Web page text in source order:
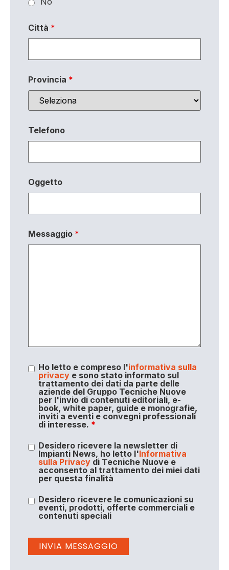
Città *
Provincia *
Telefono
Oggetto
Messaggio *
Ho letto e compreso l'informativa sulla
privacye sono stato informato sul
trattamento dei dati da parte delle
aziende del Gruppo Tecniche Nuove
per l'invio di contenuti editoriali, e-
book, white paper, guide e monografie,
inviti a eventi e convegni professionali
di interesse. *
Desidero ricevere la newsletter di
Impianti News, ho letto l'Informativa
sulla Privacydi Tecniche Nuove e
acconsento al trattamento dei miei dati
per questa finalità
Desidero ricevere le comunicazioni su
eventi, prodotti, offerte commerciali e
contenuti speciali